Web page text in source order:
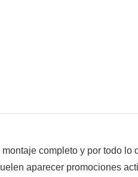
completo y por todo
aparecer promociones